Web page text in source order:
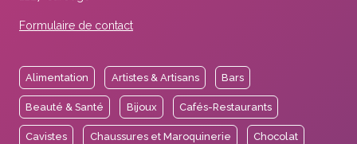
Formulaire de contact
Alimentation Artistes & Artisans Bars
Beauté & Santé Bijoux Cafés-Restaurants
Cavistes Chaussures et Maroquinerie Chocolat